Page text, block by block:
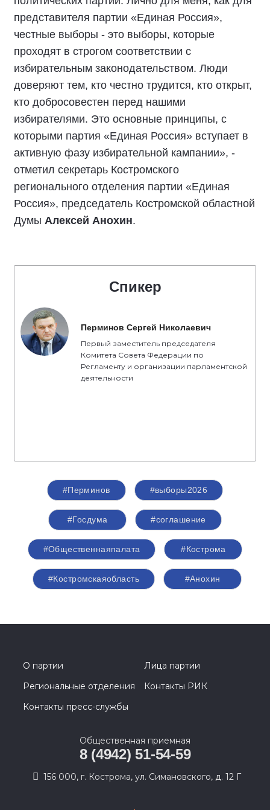
основанных на открытости, взаимном
уважении и ответственности всех участников
избирательного процесса.
Особенно важно, чтобы все политические
партии вели свою работу в строгом
соответствии с действующим
законодательством и общепринятыми
нравственно-этическими нормами.
«Подписали соглашение с представителями
политических партий. Лично для меня, как для
представителя партии «Единая Россия»,
избирателями. Это основные принципы, с
которыми партия «Единая Россия» вступает в
активную фазу избирательной кампании», -
отметил секретарь Костромского
регионального отделения партии «Единая
Россия», председатель Костромской областной
Думы
Алексей Анохин.
Перминов Сергей Николаевич
Первый заместитель председателя
деятельности